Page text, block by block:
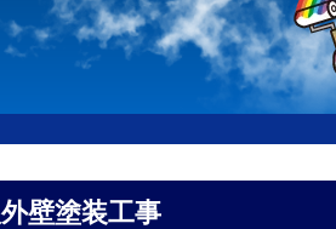
壁塗装工事